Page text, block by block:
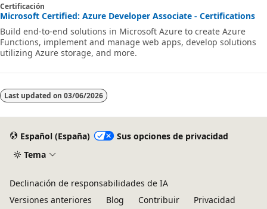
Certificación
Microsoft Certified: Azure Developer Associate - Certifications
Build end-to-end solutions in Microsoft Azure to create Azure
Functions, implement and manage web apps, develop solutions
utilizing Azure storage, and more.
Last updated on 03/06/2026
Español (España)
Sus opciones de privacidad
Tema
Declinación de responsabilidades de IA
Versiones anteriores
Blog Contribuir Privacidad